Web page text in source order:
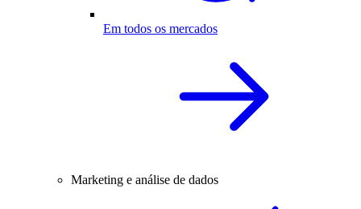
Em todos os mercados
Marketing e análise de dados